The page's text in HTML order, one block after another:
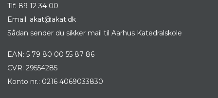
Tlf: 89 12 34 00
Email: akat@akat.dk
Sådan sender du sikker mail til Aarhus Katedralskole
EAN: 5 79 80 00 55 87 86
CVR: 29554285
Konto nr.: 0216 4069033830